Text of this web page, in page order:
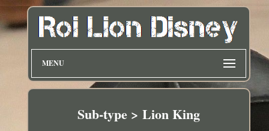
MENU
Sub-type > Lion King